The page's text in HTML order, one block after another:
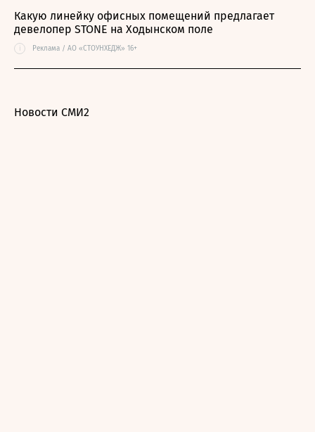
Какую линейку офисных помещений предлагает
девелопер STONE на Ходынском поле
i Реклама / АО «СТОУНХЕДЖ» 16+
Новости СМИ2